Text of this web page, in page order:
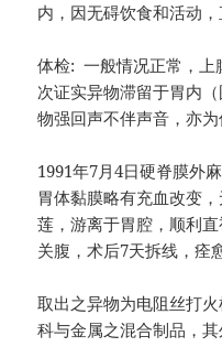
内，因无碍饮食和活动，
体检: 一般情况正常，上
次证实异物滞留于胃内
物强回声不伴声音，亦为
1991年7月4日硬脊膜外
胃体黏膜略有充血改变
莲，游离于胃腔，顺利
关腹，术后7天拆线，痊
取出之异物为电阻丝打
科与金属之混合制品，